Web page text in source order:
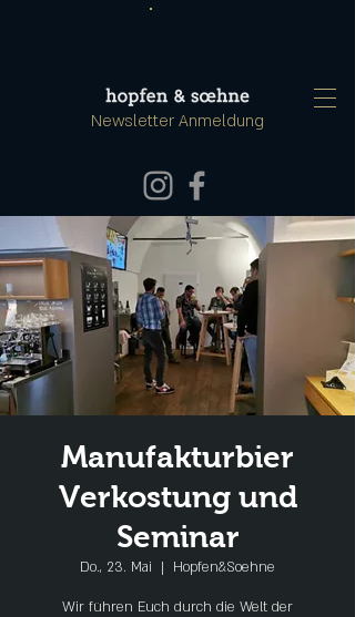
Newsletter Anmeldung
Manufakturbier
Verkostung und
Seminar
Do., 23. Mai
  |
Hopfen&Soehne
Wir führen Euch durch die Welt der